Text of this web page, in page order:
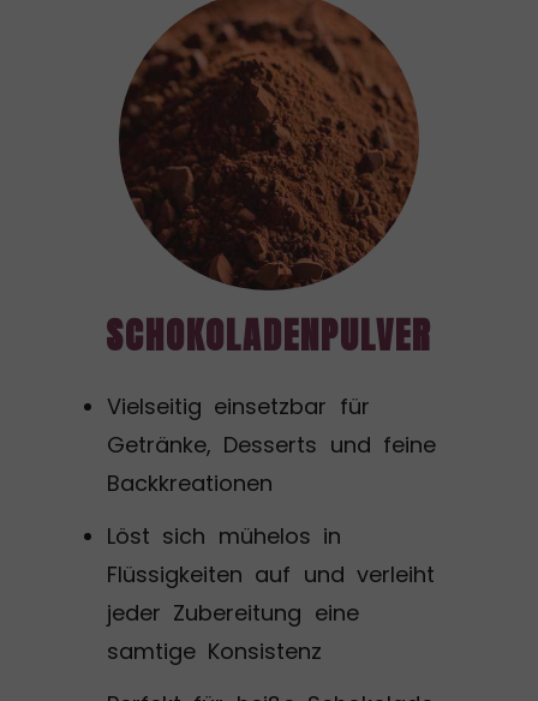
SCHOKOLADENPULVER
Vielseitig einsetzbar für
Getränke, Desserts und feine
Backkreationen
Löst sich mühelos in
Flüssigkeiten auf und verleiht
jeder Zubereitung eine
samtige Konsistenz